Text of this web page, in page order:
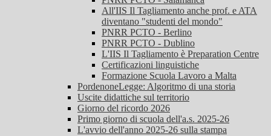
All'IIS Il Tagliamento anche prof. e ATA
diventano "studenti del mondo"
PNRR PCTO - Berlino
PNRR PCTO - Dublino
L'IIS Il Tagliamento è Preparation Centre
Certificazioni linguistiche
Formazione Scuola Lavoro a Malta
PordenoneLegge: Algoritmo di una storia
Uscite didattiche sul territorio
Giorno del ricordo 2026
Primo giorno di scuola dell'a.s. 2025-26
L'avvio dell'anno 2025-26 sulla stampa